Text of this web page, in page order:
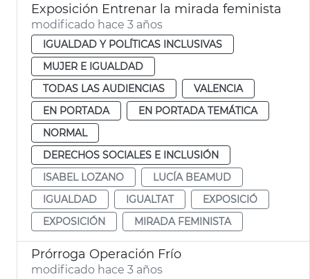
Exposición Entrenar la mirada feminista
modificado hace 3 años
IGUALDAD Y POLÍTICAS INCLUSIVAS
MUJER E IGUALDAD
TODAS LAS AUDIENCIAS
VALENCIA
EN PORTADA
EN PORTADA TEMÁTICA
NORMAL
DERECHOS SOCIALES E INCLUSIÓN
ISABEL LOZANO
LUCÍA BEAMUD
IGUALDAD
IGUALTAT
EXPOSICIÓ
EXPOSICIÓN
MIRADA FEMINISTA
Prórroga Operación Frío
modificado hace 3 años